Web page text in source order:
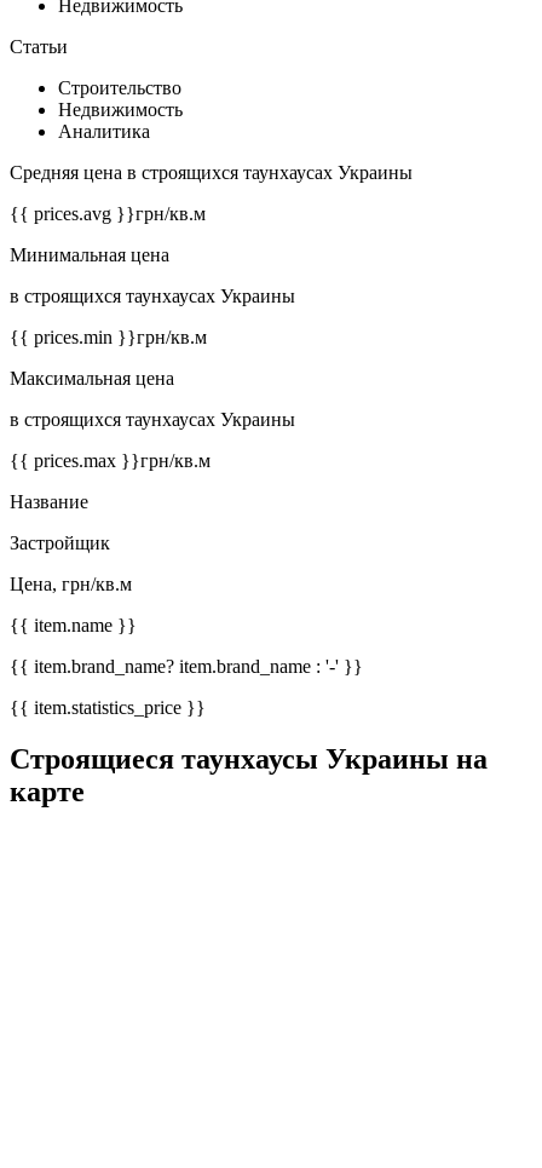
Недвижимость
Статьи
Строительство
Недвижимость
Аналитика
Средняя цена в строящихся таунхаусах Украины
{{ prices.avg }}грн/кв.м
Минимальная цена
в строящихся таунхаусах Украины
{{ prices.min }}грн/кв.м
Максимальная цена
в строящихся таунхаусах Украины
{{ prices.max }}грн/кв.м
Название
Застройщик
Цена, грн/кв.м
{{ item.name }}
{{ item.brand_name? item.brand_name : '-' }}
{{ item.statistics_price }}
Строящиеся таунхаусы Украины на
карте